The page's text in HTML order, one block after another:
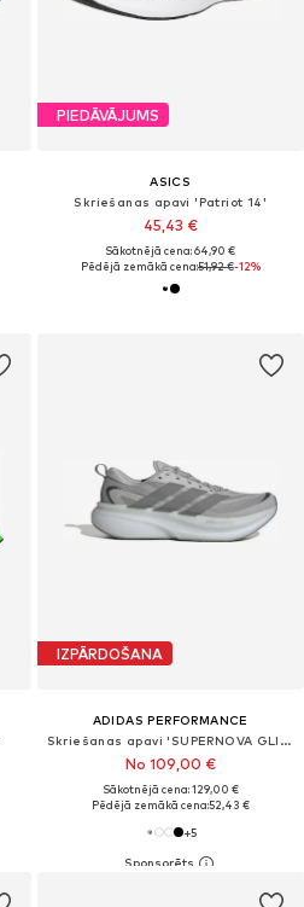
PIEDĀVĀJUMS
ASICS
Skriešanas apavi 'Patriot 14'
45,43 €
Sākotnējā cena: 64,90 €
Pēdējā zemākā cena:51,92 €-12%
IZPĀRDOŠANA
ADIDAS PERFORMANCE
Skriešanas apavi 'SUPERNOVA GLIDE'
No 109,00 €
Sākotnējā cena: 129,00 €
Pēdējā zemākā cena:52,43 €
+5